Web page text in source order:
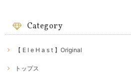
Category
【 E l e H a s t 】Original
トップス